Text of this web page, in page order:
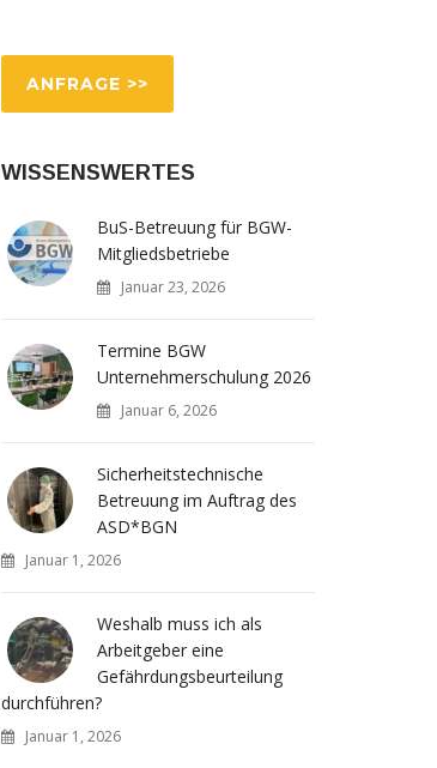
ANFRAGE >>
WISSENSWERTES
BuS-Betreuung für BGW-
Mitgliedsbetriebe
Januar 23, 2026
Termine BGW
Unternehmerschulung 2026
Januar 6, 2026
Sicherheitstechnische
Betreuung im Auftrag des
ASD*BGN
Januar 1, 2026
Weshalb muss ich als
Arbeitgeber eine
Gefährdungsbeurteilung
durchführen?
Januar 1, 2026